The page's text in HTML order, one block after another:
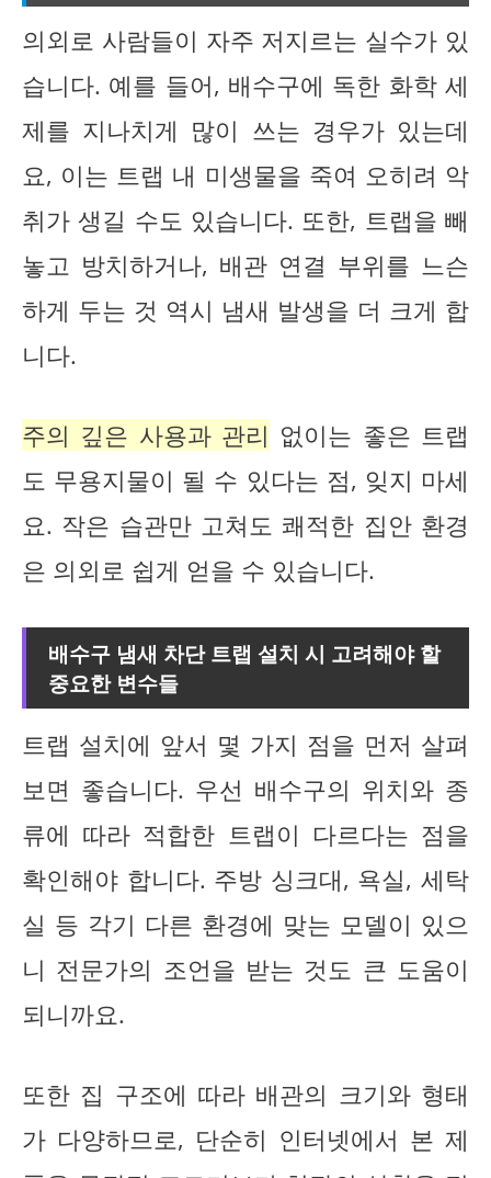
의외로 사람들이 자주 저지르는 실수가 있
습니다. 예를 들어, 배수구에 독한 화학 세
제를 지나치게 많이 쓰는 경우가 있는데
요, 이는 트랩 내 미생물을 죽여 오히려 악
취가 생길 수도 있습니다. 또한, 트랩을 빼
놓고 방치하거나, 배관 연결 부위를 느슨
하게 두는 것 역시 냄새 발생을 더 크게 합
니다.
주의 깊은 사용과 관리 없이는 좋은 트랩
도 무용지물이 될 수 있다는 점, 잊지 마세
요. 작은 습관만 고쳐도 쾌적한 집안 환경
은 의외로 쉽게 얻을 수 있습니다.
배수구 냄새 차단 트랩 설치 시 고려해야 할
중요한 변수들
트랩 설치에 앞서 몇 가지 점을 먼저 살펴
보면 좋습니다. 우선 배수구의 위치와 종
류에 따라 적합한 트랩이 다르다는 점을
확인해야 합니다. 주방 싱크대, 욕실, 세탁
실 등 각기 다른 환경에 맞는 모델이 있으
니 전문가의 조언을 받는 것도 큰 도움이
되니까요.
또한 집 구조에 따라 배관의 크기와 형태
가 다양하므로, 단순히 인터넷에서 본 제